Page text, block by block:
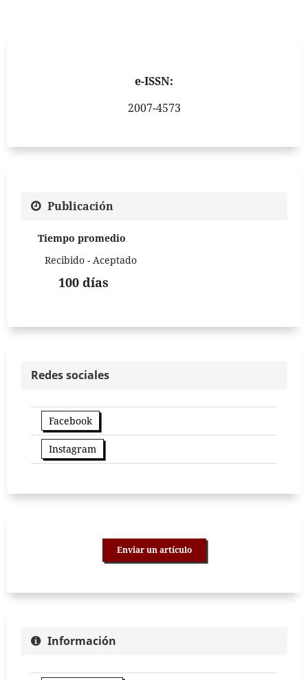
e-ISSN:
2007-4573
Publicación
Tiempo promedio
Recibido - Aceptado
100 días
Redes sociales
Facebook
Instagram
Enviar un artículo
Información